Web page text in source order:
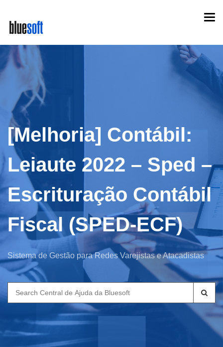
main
content
[Melhoria] Contábil:
Leiaute 2022 – Sped –
Escrituração Contábil
Fiscal (SPED-ECF)
Sistema de Gestão para Redes Varejistas e Atacadistas
Search
for: